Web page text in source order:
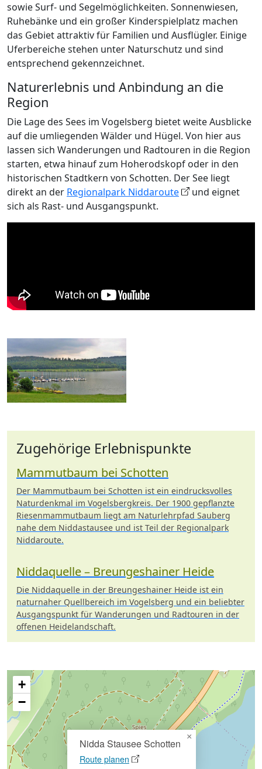
sowie Surf- und Segelmöglichkeiten. Sonnenwiesen,
Ruhebänke und ein großer Kinderspielplatz machen
das Gebiet attraktiv für Familien und Ausflügler. Einige
Uferbereiche stehen unter Naturschutz und sind
entsprechend gekennzeichnet.
Naturerlebnis und Anbindung an die
Region
Die Lage des Sees im Vogelsberg bietet weite Ausblicke
auf die umliegenden Wälder und Hügel. Von hier aus
lassen sich Wanderungen und Radtouren in die Region
starten, etwa hinauf zum Hoherodskopf oder in den
historischen Stadtkern von Schotten. Der See liegt
direkt an der Regionalpark Niddaroute
und eignet
sich als Rast- und Ausgangspunkt.
Zugehörige Erlebnispunkte
Mammutbaum bei Schotten
Der Mammutbaum bei Schotten ist ein eindrucksvolles
Naturdenkmal im Vogelsbergkreis. Der 1900 gepflanzte
Riesenmammutbaum liegt am Naturlehrpfad Sauberg
nahe dem Niddastausee und ist Teil der Regionalpark
Niddaroute.
Niddaquelle – Breungeshainer Heide
Die Niddaquelle in der Breungeshainer Heide ist ein
naturnaher Quellbereich im Vogelsberg und ein beliebter
Ausgangspunkt für Wanderungen und Radtouren in der
offenen Heidelandschaft.
Nidda Stausee Schotten
Route planen
×
+
−